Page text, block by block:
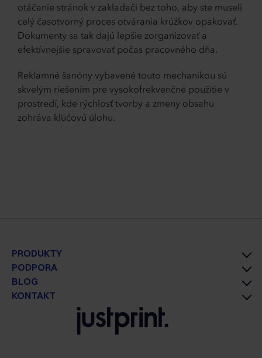
otáčanie stránok v zakladači bez toho, aby ste museli
celý časotvorný proces otvárania krúžkov opakovať.
Dokumenty sa tak dajú lepšie zorganizovať a
efektívnejšie spravovať počas pracovného dňa.
Reklamné šanóny vybavené touto mechanikou sú
skvelým riešením pre vysokofrekvenčné použitie v
prostredí, kde rýchlosť tvorby a zmeny obsahu
zohráva kľúčovú úlohu.
PRODUKTY
PODPORA
BLOG
KONTAKT